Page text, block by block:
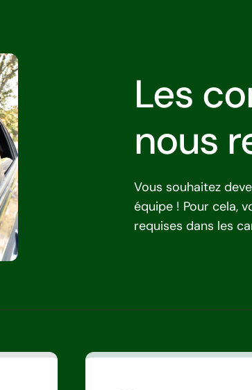
Les
nous
Vous souhaitez
équipe ! Pour cela,
requises dans les